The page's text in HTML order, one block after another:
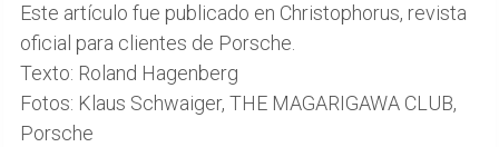
Este artículo fue publicado en Christophorus, revista
oficial para clientes de Porsche.
Texto: Roland Hagenberg
Fotos: Klaus Schwaiger, THE MAGARIGAWA CLUB,
Porsche